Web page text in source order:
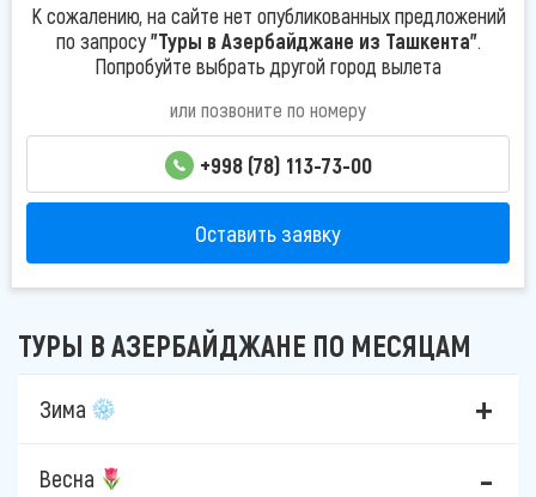
К сожалению, на сайте нет опубликованных предложений
по запросу"Туры в Азербайджане из Ташкента".
Попробуйте выбрать другой город вылета
или позвоните по номеру
+998 (78) 113-73-00
Оставить заявку
ТУРЫ В АЗЕРБАЙДЖАНЕ ПО МЕСЯЦАМ
Зима
Весна